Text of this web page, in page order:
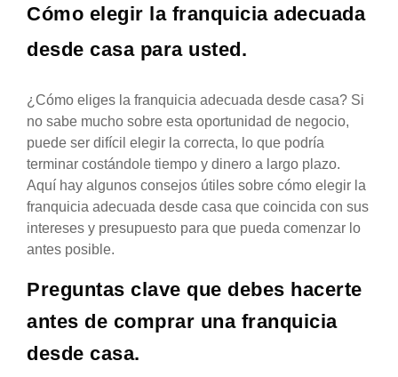
Cómo elegir la franquicia adecuada
desde casa para usted.
¿Cómo eliges la franquicia adecuada desde casa? Si
no sabe mucho sobre esta oportunidad de negocio,
puede ser difícil elegir la correcta, lo que podría
terminar costándole tiempo y dinero a largo plazo.
Aquí hay algunos consejos útiles sobre cómo elegir la
franquicia adecuada desde casa que coincida con sus
intereses y presupuesto para que pueda comenzar lo
antes posible.
Preguntas clave que debes hacerte
antes de comprar una franquicia
desde casa.